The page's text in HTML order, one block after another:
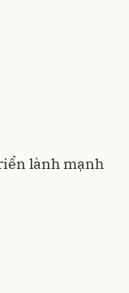
lành mạnh